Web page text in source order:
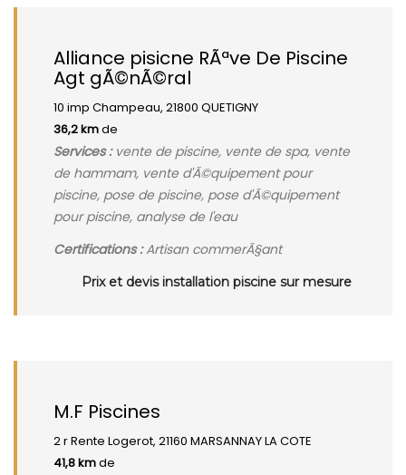
Alliance pisicne RÃªve De Piscine
Agt gÃ©nÃ©ral
10 imp Champeau, 21800 QUETIGNY
36,2 kmde
Services :vente de piscine, vente de spa, vente
de hammam, vente d'Ã©quipement pour
piscine, pose de piscine, pose d'Ã©quipement
pour piscine, analyse de l'eau
Certifications :Artisan commerÃ§ant
Prix et devis installation piscine sur mesure
M.F Piscines
2 r Rente Logerot, 21160 MARSANNAY LA COTE
41,8 kmde